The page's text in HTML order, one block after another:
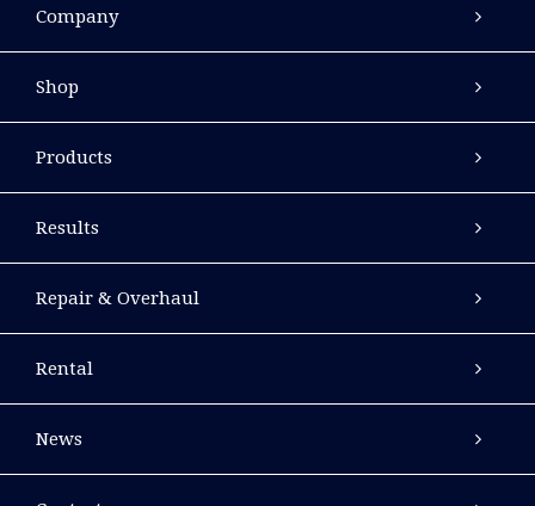
Company
Shop
Products
Results
Repair & Overhaul
Rental
News